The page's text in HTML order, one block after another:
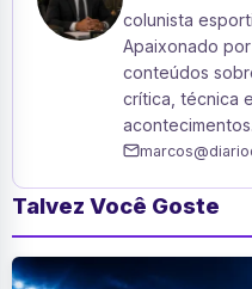
colunista
Apaixonado
conteúdos
crítica, técnica
acontecimentos.
Talvez Você Goste